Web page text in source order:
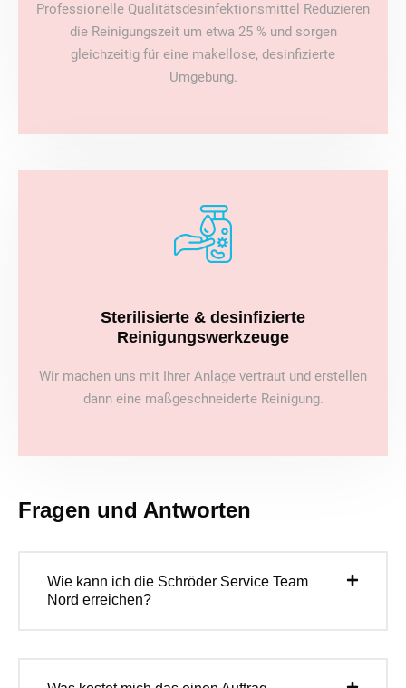
Professionelle Qualitätsdesinfektionsmittel Reduzieren
die Reinigungszeit um etwa 25 % und sorgen
gleichzeitig für eine makellose, desinfizierte
Umgebung.
Sterilisierte & desinfizierte
Reinigungswerkzeuge
Wir machen uns mit Ihrer Anlage vertraut und erstellen
dann eine maßgeschneiderte Reinigung.
Fragen und Antworten
Wie kann ich die Schröder Service Team
Nord erreichen?